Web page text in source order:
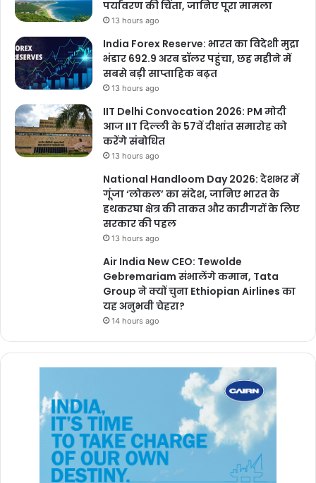
पर्यावरण की चिंता, जानिए पूरा मामला
13 hours ago
India Forex Reserve: भारत का विदेशी मुद्रा
भंडार 692.9 अरब डॉलर पहुंचा, छह महीने में
सबसे बड़ी साप्ताहिक बढ़त
13 hours ago
IIT Delhi Convocation 2026: PM मोदी
आज IIT दिल्ली के 57वें दीक्षांत समारोह को
करेंगे संबोधित
13 hours ago
National Handloom Day 2026: देशभर में
गूंजा ‘लोकल’ का संदेश, जानिए भारत के
हथकरघा क्षेत्र की ताकत और कारीगरों के लिए
सरकार की पहल
13 hours ago
Air India New CEO: Tewolde
Gebremariam संभालेंगे कमान, Tata
Group ने क्यों चुना Ethiopian Airlines का
यह अनुभवी चेहरा?
14 hours ago